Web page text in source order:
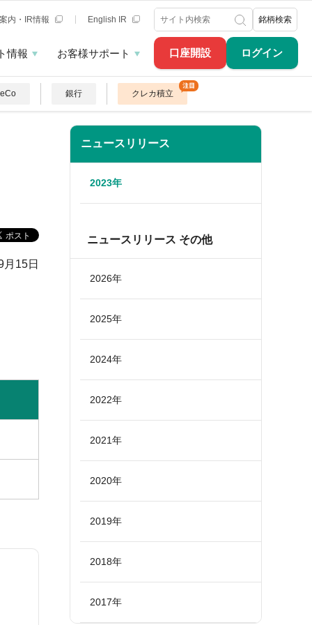
口座開設 ログイン
内・IR情報 English IR 銘柄検索
情報 お客様サポート
銀行 クレカ積立
月15日
ニュースリリース
2023年
ニュースリリース その他
2026年
2025年
2024年
2022年
2021年
2020年
2019年
2018年
2017年